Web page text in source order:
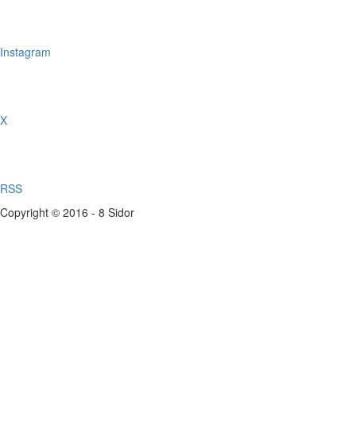
Instagram
X
RSS
Copyright © 2016 - 8 Sidor